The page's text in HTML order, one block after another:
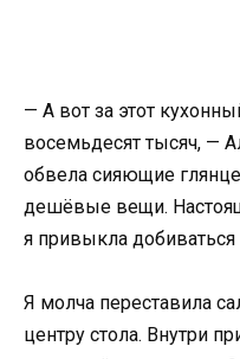
— А вот за этот
восемьдесят тысяч, —
обвела сияющие
дешёвые вещи.
я привыкла добиваться
Я молча переставила
центру стола. Внутри